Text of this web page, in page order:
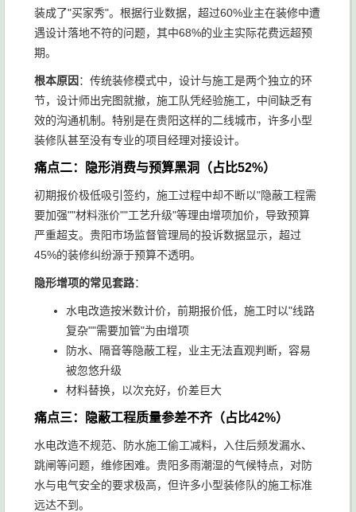
装成了"买家秀"。根据行业数据，超过60%业主在装修中遭
遇设计落地不符的问题，其中68%的业主实际花费远超预
期。
根本原因 ：传统装修模式中，设计与施工是两个独立的环
节，设计师出完图就撤，施工队凭经验施工，中间缺乏有
效的沟通机制。特别是在贵阳这样的二线城市，许多小型
装修队甚至没有专业的项目经理对接设计。
痛点二：隐形消费与预算黑洞（占比52%）
初期报价极低吸引签约，施工过程中却不断以"隐蔽工程需
要加强""材料涨价""工艺升级"等理由增项加价，导致预算
严重超支。贵阳市场监督管理局的投诉数据显示，超过
45%的装修纠纷源于预算不透明。
隐形增项的常见套路：
水电改造按米数计价，前期报价低，施工时以"线路
复杂""需要加管"为由增项
防水、隔音等隐蔽工程，业主无法直观判断，容易
被忽悠升级
材料替换，以次充好，价差巨大
痛点三：隐蔽工程质量参差不齐（占比42%）
水电改造不规范、防水施工偷工减料，入住后频发漏水、
跳闸等问题，维修困难。贵阳多雨潮湿的气候特点，对防
水与电气安全的要求极高，但许多小型装修队的施工标准
远达不到。